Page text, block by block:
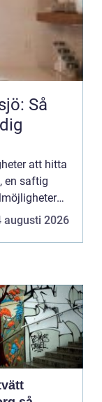
Så
att hitta
en saftig
av den
augusti 2026